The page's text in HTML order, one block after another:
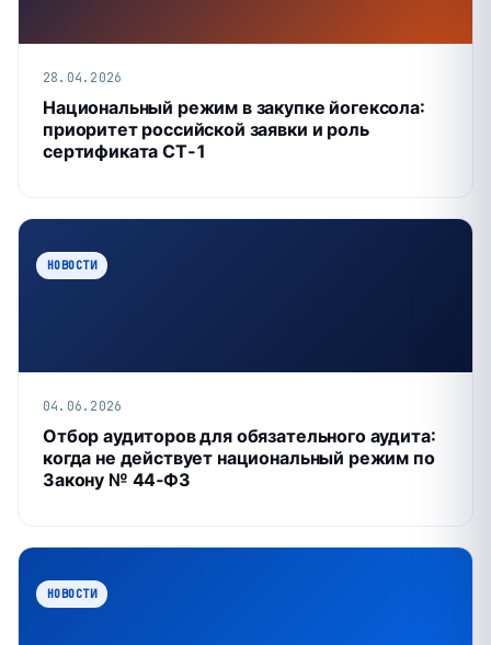
28.04.2026
Национальный режим в закупке йогексола:
приоритет российской заявки и роль
сертификата СТ‑1
НОВОСТИ
04.06.2026
Отбор аудиторов для обязательного аудита:
когда не действует национальный режим по
Закону № 44‑ФЗ
НОВОСТИ